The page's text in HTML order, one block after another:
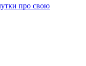
про свою